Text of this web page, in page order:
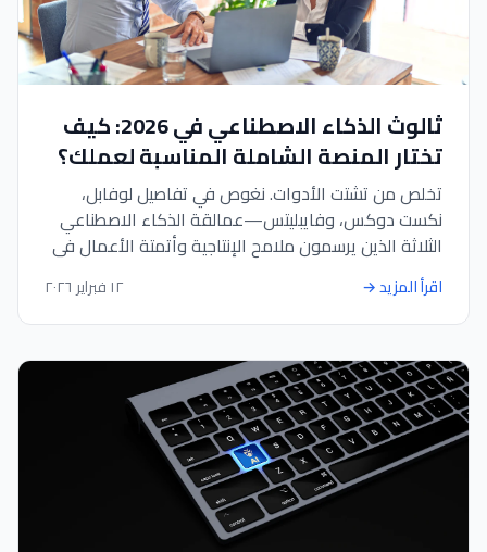
ثالوث الذكاء الاصطناعي في 2026: كيف
تختار المنصة الشاملة المناسبة لعملك؟
تخلص من تشتت الأدوات. نغوص في تفاصيل لوفابل،
نكست دوكس، وفايبليتس—عمالقة الذكاء الاصطناعي
الثلاثة الذين يرسمون ملامح الإنتاجية وأتمتة الأعمال في
2026.
١٢ فبراير ٢٠٢٦ اقرأ المزيد→